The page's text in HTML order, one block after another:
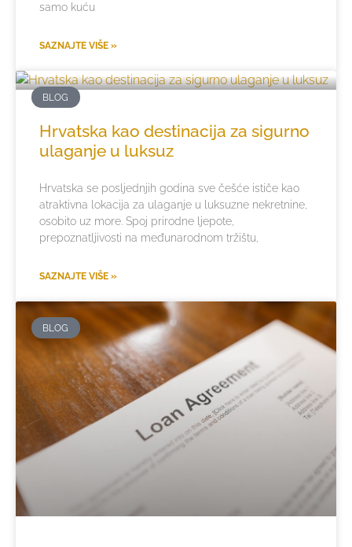
samo kuću
SAZNAJTE VIŠE »
BLOG
Hrvatska kao destinacija za sigurno
ulaganje u luksuz
Hrvatska se posljednjih godina sve češće ističe kao
atraktivna lokacija za ulaganje u luksuzne nekretnine,
osobito uz more. Spoj prirodne ljepote,
prepoznatljivosti na međunarodnom tržištu,
SAZNAJTE VIŠE »
BLOG